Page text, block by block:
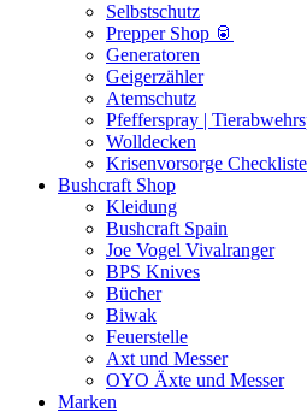
Selbstschutz
Prepper Shop 🥫
Generatoren
Geigerzähler
Atemschutz
Pfefferspray |
Wolldecken
Krisenvorsorge
Bushcraft Shop
Kleidung
Bushcraft Spain
Joe Vogel Vivalranger
BPS Knives
Bücher
Biwak
Feuerstelle
Axt und Messer
OYO Äxte und Messer
Marken